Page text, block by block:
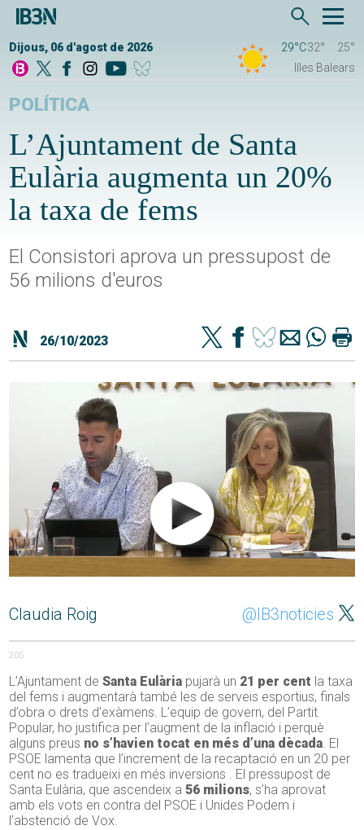
Dijous, 06 d'agost de 2026 29°C32°
25°
Illes Balears
POLÍTICA
L’Ajuntament de Santa
Eulària augmenta un 20%
la taxa de fems
El Consistori aprova un pressupost de
56 milions d'euros
26/10/2023
Claudia Roig @IB3noticies
205
L’Ajuntament de Santa Eulària pujarà un 21 per cent la taxa
del fems i augmentarà també les de serveis esportius, finals
d’obra o drets d’exàmens. L’equip de govern, del Partit
Popular, ho justifica per l’augment de la inflació i perquè
alguns preus no s’havien tocat en més d’una dècada. El
PSOE lamenta que l’increment de la recaptació en un 20 per
cent no es tradueixi en més inversions . El pressupost de
Santa Eulària, que ascendeix a56 milions, s’ha aprovat
amb els vots en contra del PSOE i Unides Podem i
l’abstenció de Vox.